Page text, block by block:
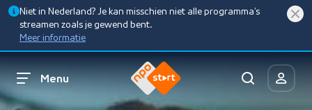
Niet in Nederland? Je kan misschien niet alle programma’s
streamen zoals je gewend bent.
Meer informatie
Menu